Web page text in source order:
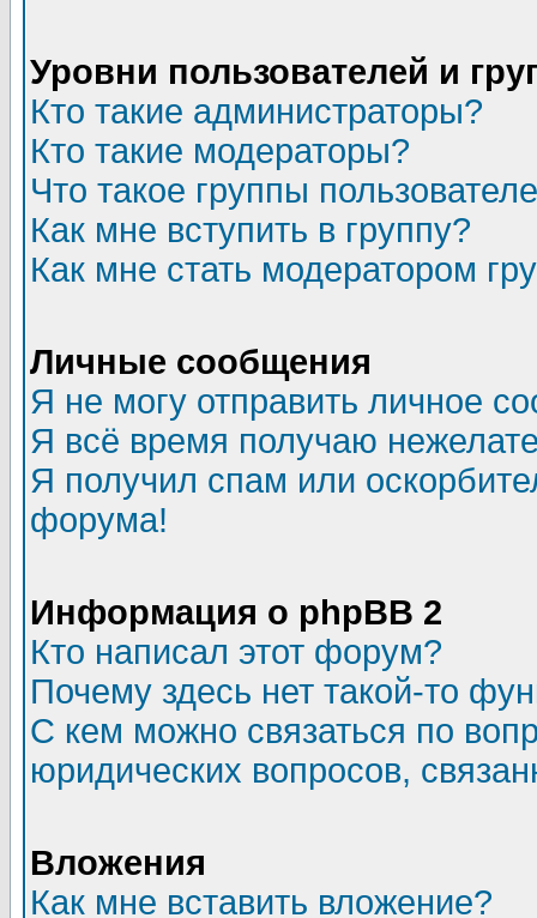
Уровни пользователей и
Кто такие администраторы?
Кто такие модераторы?
Что такое группы
Как мне вступить в группу?
Как мне стать модератором
Личные сообщения
Я не могу отправить личное
Я всё время получаю
Я получил спам или
форума!
Информация о phpBB 2
Кто написал этот форум?
Почему здесь нет такой-то
С кем можно связаться по
юридических вопросов,
Вложения
Как мне вставить вложение?